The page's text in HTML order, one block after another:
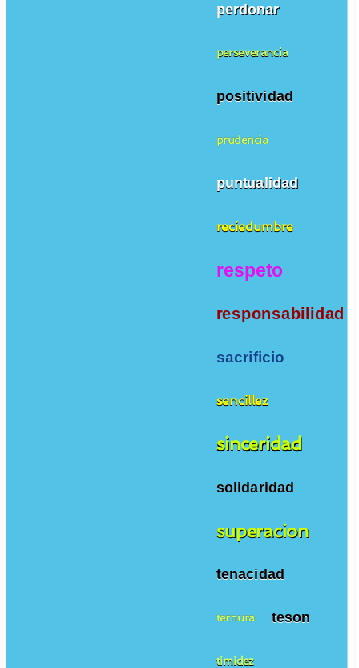
perdonar
perseverancia
positividad
prudencia
puntualidad
reciedumbre
respeto
responsabilidad
sacrificio
sencillez
sinceridad
solidaridad
superacion
tenacidad
ternura teson
timidez